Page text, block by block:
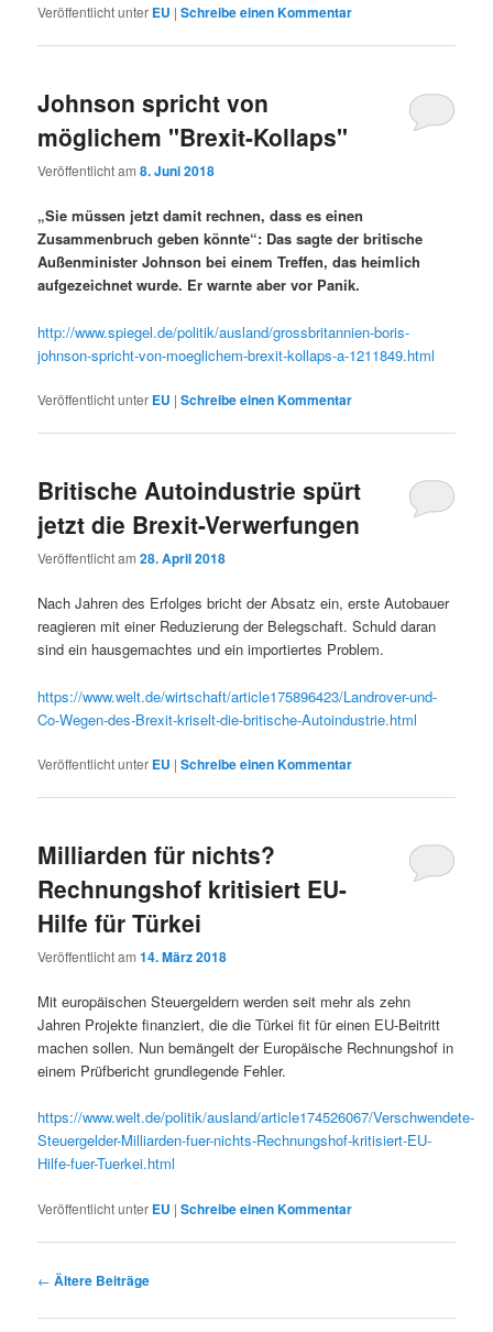
Veröffentlicht unter EU |Schreibe einen Kommentar
Johnson spricht von
möglichem "Brexit-Kollaps"
Veröffentlicht am8. Juni 2018
„Sie müssen jetzt damit rechnen, dass es einen
Zusammenbruch geben könnte“: Das sagte der britische
Außenminister Johnson bei einem Treffen, das heimlich
aufgezeichnet wurde. Er warnte aber vor Panik.
http://www.spiegel.de/politik/ausland/grossbritannien-boris-
johnson-spricht-von-moeglichem-brexit-kollaps-a-1211849.html
Veröffentlicht unter EU |Schreibe einen Kommentar
Britische Autoindustrie spürt
jetzt die Brexit-Verwerfungen
Veröffentlicht am28. April 2018
Nach Jahren des Erfolges bricht der Absatz ein, erste Autobauer
reagieren mit einer Reduzierung der Belegschaft. Schuld daran
sind ein hausgemachtes und ein importiertes Problem.
https://www.welt.de/wirtschaft/article175896423/Landrover-und-
Co-Wegen-des-Brexit-kriselt-die-britische-Autoindustrie.html
Veröffentlicht unter EU |Schreibe einen Kommentar
Milliarden für nichts?
Rechnungshof kritisiert EU-
Hilfe für Türkei
Veröffentlicht am14. März 2018
Mit europäischen Steuergeldern werden seit mehr als zehn
Jahren Projekte finanziert, die die Türkei fit für einen EU-Beitritt
machen sollen. Nun bemängelt der Europäische Rechnungshof in
einem Prüfbericht grundlegende Fehler.
https://www.welt.de/politik/ausland/article174526067/Verschwendete-
Steuergelder-Milliarden-fuer-nichts-Rechnungshof-kritisiert-EU-
Hilfe-fuer-Tuerkei.html
Veröffentlicht unter EU |Schreibe einen Kommentar
Beitragsnavigation
← Ältere Beiträge